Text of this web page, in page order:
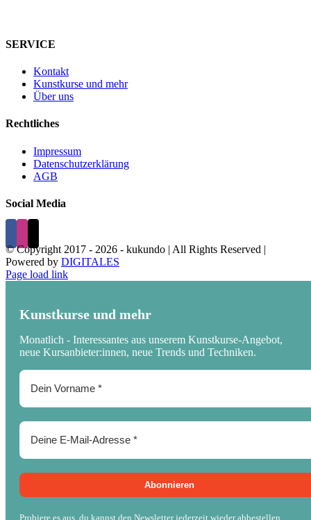
SERVICE
Kontakt
Kunstkurse und mehr
Über uns
Rechtliches
Impressum
Datenschutzerklärung
AGB
Social Media
© Copyright 2017 - 2026 - kukundo | All Rights Reserved |
Powered by DIGITALES
Page load link
Kunstkurse und mehr
Monatlich - Interessantes aus unserem Kunstkurse-Angebot,
neue Kursanbieter:innen, neue Trends und Techniken.
Probiere es aus, du kannst den Newsletter jederzeit wieder abbestellen